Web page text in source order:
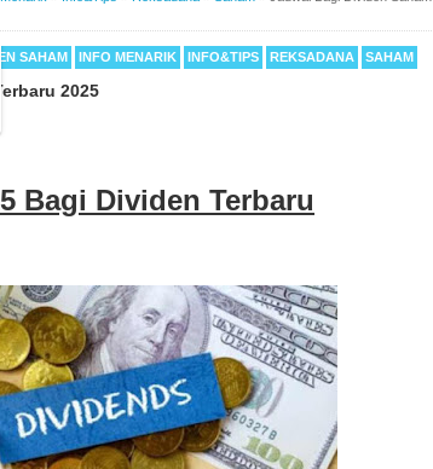
SAHAM INFO MENARIK INFO&TIPS REKSADANA SAHAM
2025
Bagi Dividen Terbaru